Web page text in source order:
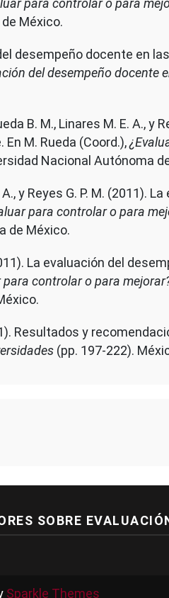
para controlar o para
México.
desempeño docente en
del desempeño docente
B. M., Linares M. E. A.,
M. Rueda (Coord.),
Nacional Autónoma
A., y Reyes G. P. M.
para controlar o para
de México.
La evaluación del
para controlar o para
Resultados y
(pp. 197-222).
SOBRE
Sparkle Themes